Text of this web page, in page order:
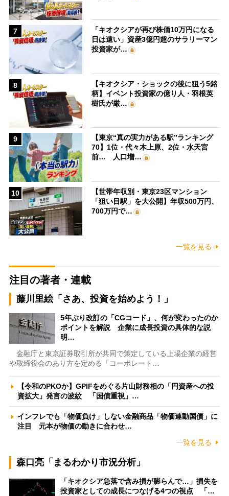
7
「キオクシアが再び株価10万円になる
日は遠い」資産3億円超のサラリーマン
投資家が…
8
【キオクシア・ショックの後に狙う5銘
柄】イベント投資家の億り人・羽根英
樹氏が厳…
9
【東京“真の実力がある駅”ランキング
70】1位・代々木上原、2位・水天宮
前… 人口増…
10
【世帯年収別・東京23区マンション
「狙い目駅」を大公開】年収500万円、
700万円で…
一覧を見る
注目の著者・連載
藤川里絵「さあ、投資を始めよう！」
5年ぶり改訂の「CGコード」、何が変わったのか
ポイントを解説 企業に成長投資の具体的な説
明…
金融庁と東京証券取引所が共同で策定している上場企業の経営
や取締役会のあり方を定める「コーポレート…
【令和のPKOか】GPIFをめぐる片山財務相の「円資産への投
資拡大」発言の波紋 「国債重視」…
インフレでも「物価負け」しない金融商品「物価連動国債」に
注目 元本が物価の動きに合わせ…
一覧を見る
森口亮「まるわかり市況分析」
「キオクシア急落で含み損が膨らんで…」損失を
投資家としての成長につなげる4つの視点 「…